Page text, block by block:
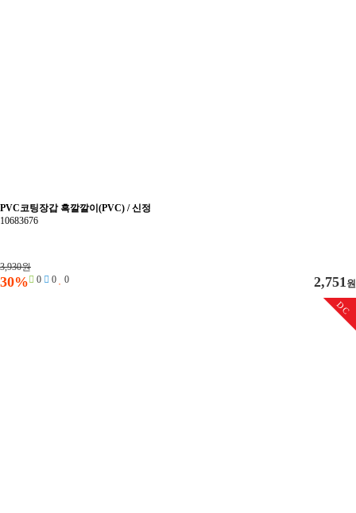
PVC코팅장갑 흑깔깔이(PVC) / 신정
10683676
3,930원
30% 2,751원
0 0 0
DC